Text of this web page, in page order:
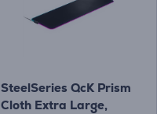
SteelSeries QcK Prism
Cloth Extra Large,